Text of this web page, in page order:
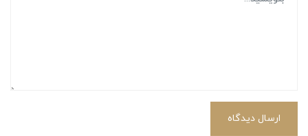
ارسال دیدگاه